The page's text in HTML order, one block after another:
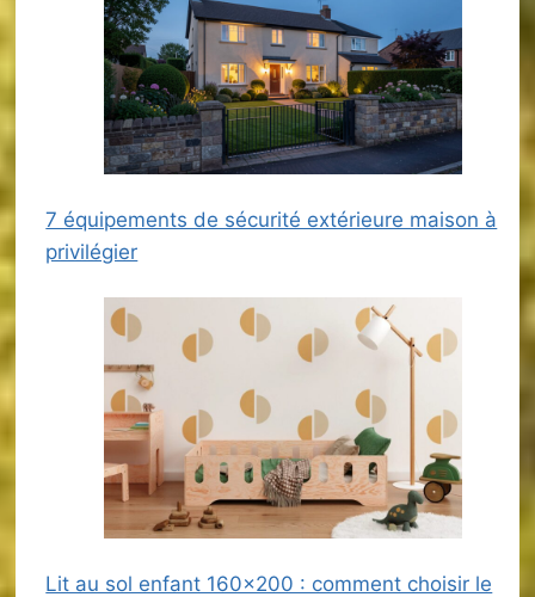
7 équipements de sécurité extérieure maison à
privilégier
Lit au sol enfant 160×200 : comment choisir le